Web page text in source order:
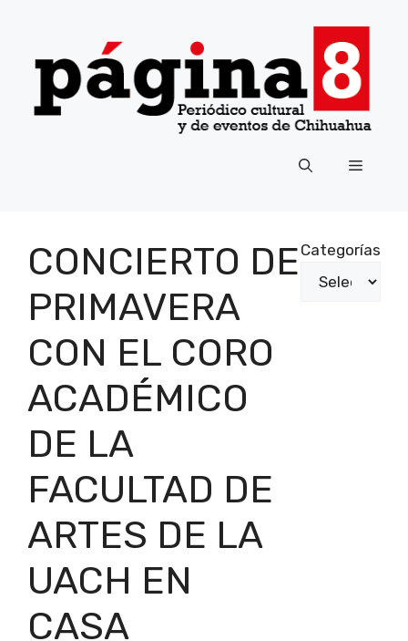
contenido
Menú
CONCIERTO DE
PRIMAVERA
CON EL CORO
ACADÉMICO
DE LA
FACULTAD DE
ARTES DE LA
UACH EN
CASA
Categorías